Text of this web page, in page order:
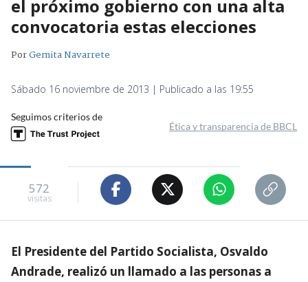
el próximo gobierno con una alta
convocatoria estas elecciones
PorGemita Navarrete
Sábado 16 noviembre de 2013 | Publicado a las 19:55
Seguimos criterios de
Ética y transparencia de BBCL
572
visitas
El Presidente del Partido Socialista, Osvaldo
Andrade, realizó un llamado a las personas a